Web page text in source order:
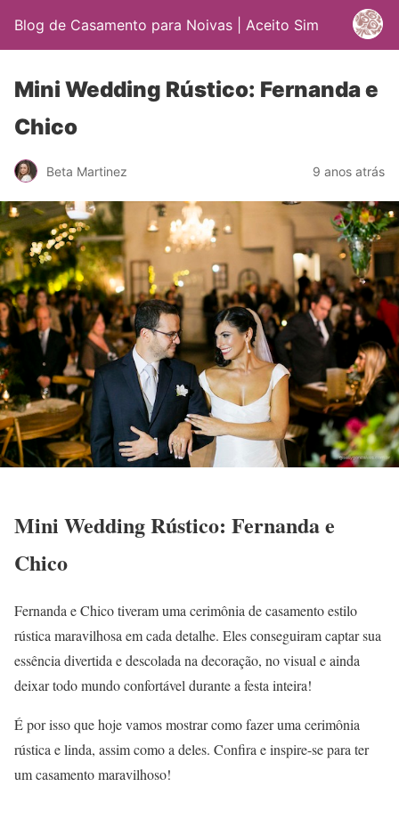
Blog de Casamento para Noivas | Aceito Sim
Mini Wedding Rústico: Fernanda e
Chico
Beta Martinez 9 anos atrás
Mini Wedding Rústico: Fernanda e
Chico
Fernanda e Chico tiveram uma cerimônia de casamento estilo
rústica maravilhosa em cada detalhe. Eles conseguiram captar sua
essência divertida e descolada na decoração, no visual e ainda
deixar todo mundo confortável durante a festa inteira!
É por isso que hoje vamos mostrar como fazer uma cerimônia
rústica e linda, assim como a deles. Confira e inspire-se para ter
um casamento maravilhoso!